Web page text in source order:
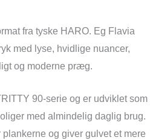
fra tyske HARO. Eg Flavia
med lyse, hvidlige nuancer,
og moderne præg.
90-serie og er udviklet som
med almindelig daglig brug.
og giver gulvet et mere